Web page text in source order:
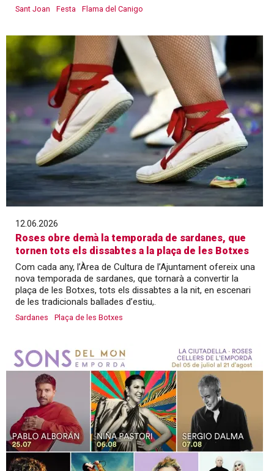
Sant Joan Festa Flama del Canigo
12.06.2026
Roses obre demà la temporada de sardanes, que
tornen tots els dissabtes a la plaça de les Botxes
Com cada any, l’Àrea de Cultura de l’Ajuntament ofereix una
nova temporada de sardanes, que tornarà a convertir la
plaça de les Botxes, tots els dissabtes a la nit, en escenari
de les tradicionals ballades d’estiu,.
Sardanes Plaça de les Botxes